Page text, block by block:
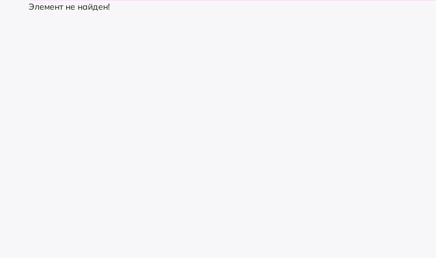
Элемент не найден!